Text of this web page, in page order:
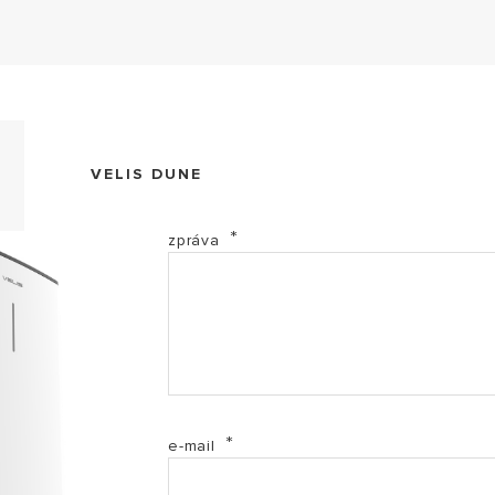
VELIS DUNE - Informační list výrobku (PDF, 124.03 kb)
VELIS DUNE - Katalog CZ (PDF, 724.28 kb)
VELIS DUNE
zpráva
e-mail